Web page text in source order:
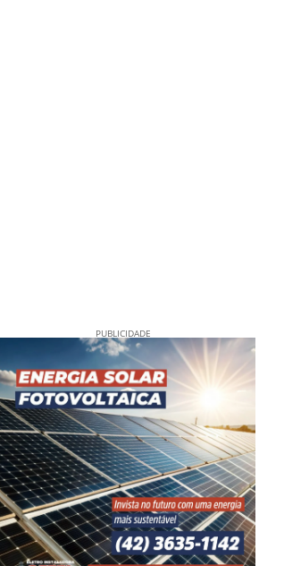
PUBLICIDADE